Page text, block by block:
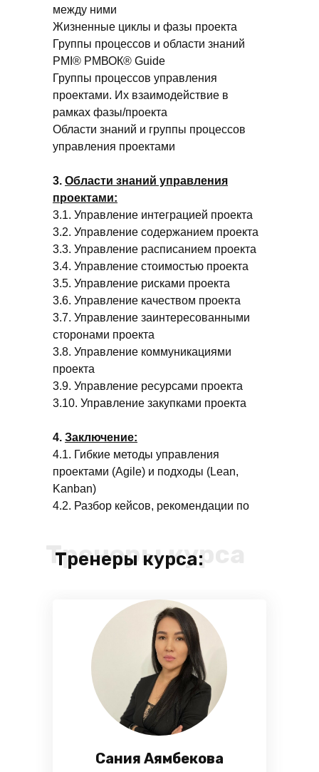
между ними
Жизненные циклы и фазы проекта
Группы процессов и области знаний
PMI® РМВОК® Guide
Группы процессов управления
проектами. Их взаимодействие в
рамках фазы/проекта
Области знаний и группы процессов
управления проектами
3. Области знаний управления
проектами:
3.1. Управление интеграцией проекта
3.2. Управление содержанием проекта
3.3. Управление расписанием проекта
3.4. Управление стоимостью проекта
3.5. Управление рисками проекта
3.6. Управление качеством проекта
3.7. Управление заинтересованными
сторонами проекта
3.8. Управление коммуникациями
проекта
3.9. Управление ресурсами проекта
3.10. Управление закупками проекта
4. Заключение:
4.1. Гибкие методы управления
проектами (Agile) и подходы (Lean,
Kanban)
4.2. Разбор кейсов, рекомендации по
Завершение тренинга. Обратная связь
Тренеры курса
Тренеры курса:
Сания Аямбекова